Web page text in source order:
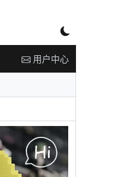
用户中心